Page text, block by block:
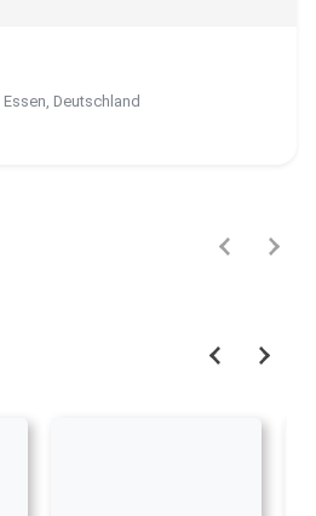
Essen, Deutschland